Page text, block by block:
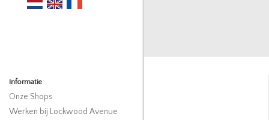
Informatie
Onze Shops
Werken bij Lockwood Avenue